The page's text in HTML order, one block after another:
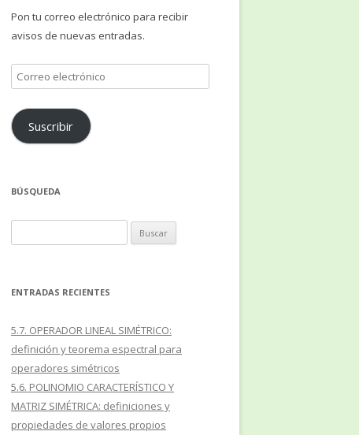
Pon tu correo electrónico para recibir
avisos de nuevas entradas.
Correo
electrónico
Suscribir
BÚSQUEDA
ENTRADAS RECIENTES
5.7. OPERADOR LINEAL SIMÉTRICO:
definición y teorema espectral para
operadores simétricos
5.6. POLINOMIO CARACTERÍSTICO Y
MATRIZ SIMÉTRICA: definiciones y
propiedades de valores propios